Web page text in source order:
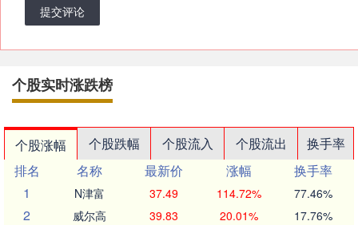
提交评论
个股实时涨跌榜
个股涨幅 个股跌幅 个股流入 个股流出
换手率
排名
名称 最新价 涨幅
换手率
1
N津富 37.49 114.72% 77.46%
2 威尔高 39.83 20.01% 17.76%